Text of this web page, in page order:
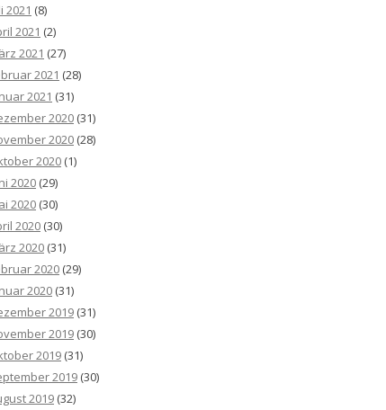
2021 (8)
2021 (2)
2021 (27)
2021 (28)
2021 (31)
2020 (31)
2020 (28)
2020 (1)
2020 (29)
2020 (30)
2020 (30)
2020 (31)
2020 (29)
2020 (31)
2019 (31)
2019 (30)
2019 (31)
2019 (30)
2019 (32)